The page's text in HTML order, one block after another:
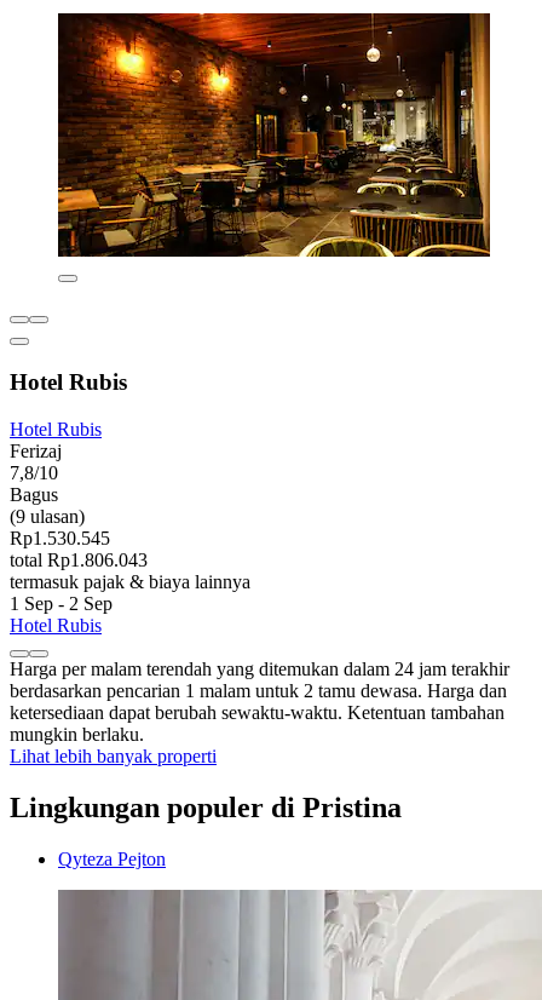
Hotel Rubis
Hotel Rubis
Ferizaj
7,8/10
Bagus
(9 ulasan)
Rp1.530.545
total Rp1.806.043
termasuk pajak & biaya lainnya
1 Sep - 2 Sep
Hotel Rubis
Harga per malam terendah yang ditemukan dalam 24 jam terakhir
berdasarkan pencarian 1 malam untuk 2 tamu dewasa. Harga dan
ketersediaan dapat berubah sewaktu-waktu. Ketentuan tambahan
mungkin berlaku.
Lihat lebih banyak properti
Lingkungan populer di Pristina
Qyteza Pejton